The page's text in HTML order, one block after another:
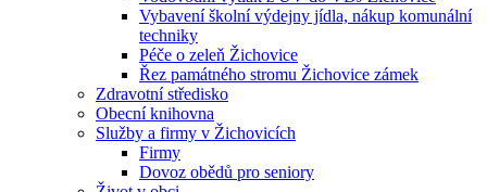
Vybavení školní výdejny jídla, nákup komunální
techniky
Péče o zeleň Žichovice
Řez památného stromu Žichovice zámek
Zdravotní středisko
Obecní knihovna
Služby a firmy v Žichovicích
Firmy
Dovoz obědů pro seniory